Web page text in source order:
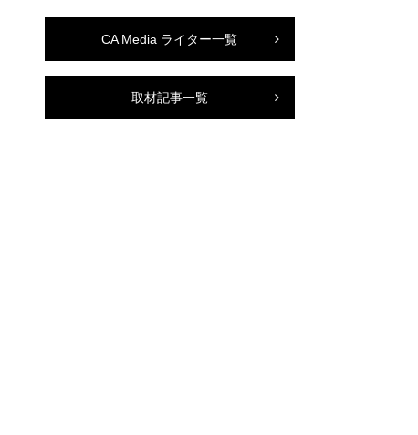
CA Media ライター一覧
取材記事一覧